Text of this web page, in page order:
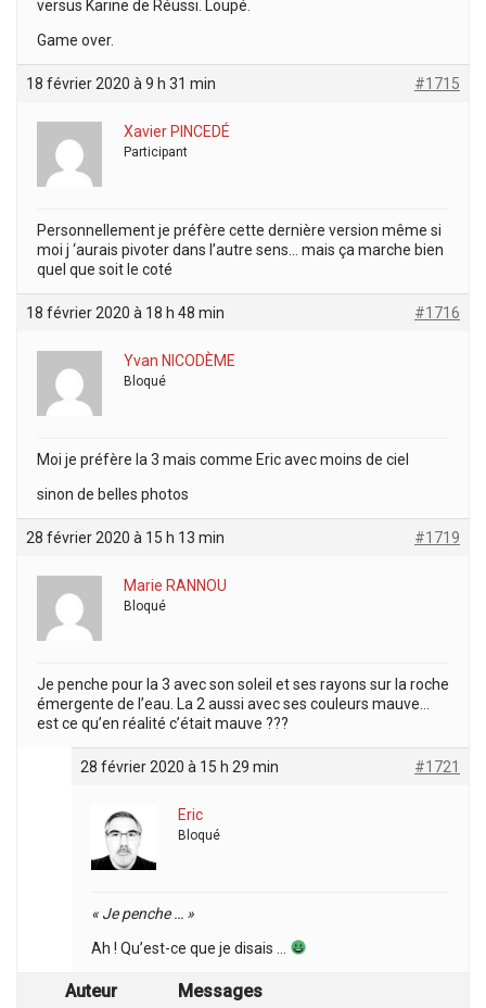
versus Karine de Réussi. Loupé.
Game over.
18 février 2020 à 9 h 31 min #1715
Xavier PINCEDÉ
Participant
Personnellement je préfère cette dernière version même si
moi j ‘aurais pivoter dans l’autre sens… mais ça marche bien
quel que soit le coté
18 février 2020 à 18 h 48 min #1716
Yvan NICODÈME
Bloqué
Moi je préfère la 3 mais comme Eric avec moins de ciel
sinon de belles photos
28 février 2020 à 15 h 13 min #1719
Marie RANNOU
Bloqué
Je penche pour la 3 avec son soleil et ses rayons sur la roche
émergente de l’eau. La 2 aussi avec ses couleurs mauve…
est ce qu’en réalité c’était mauve ???
28 février 2020 à 15 h 29 min #1721
Eric
Bloqué
« Je penche … »
Ah ! Qu’est-ce que je disais …
Auteur Messages